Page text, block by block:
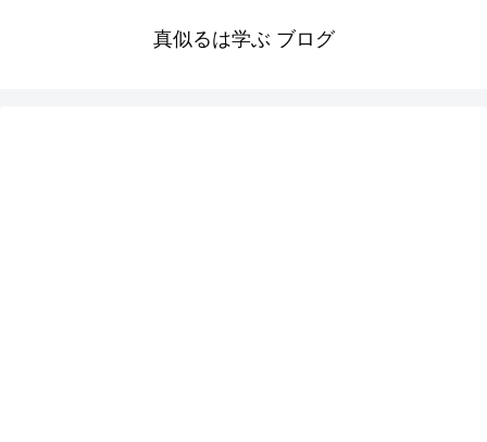
真似るは学ぶ ブログ